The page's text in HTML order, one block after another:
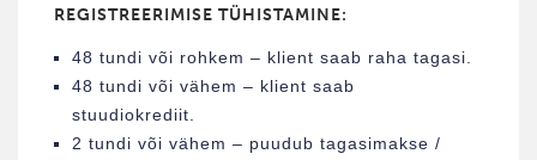
REGISTREERIMISE TÜHISTAMINE:
48 tundi või rohkem – klient saab raha tagasi.
48 tundi või vähem – klient saab
stuudiokrediit.
2 tundi või vähem – puudub tagasimakse /